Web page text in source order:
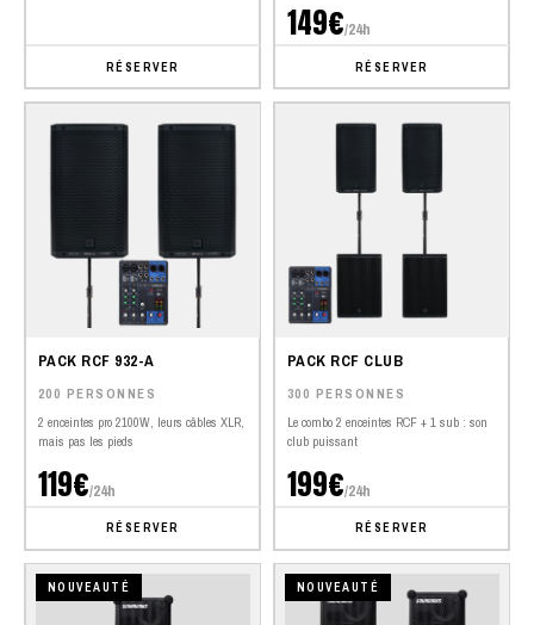
RÉSERVER
149€/24h
RÉSERVER
PACK RCF 932-A
200 PERSONNES
2 enceintes pro 2100W, leurs câbles XLR,
mais pas les pieds
119€/24h
RÉSERVER
PACK RCF CLUB
300 PERSONNES
Le combo 2 enceintes RCF + 1 sub : son
club puissant
199€/24h
RÉSERVER
NOUVEAUTÉ NOUVEAUTÉ